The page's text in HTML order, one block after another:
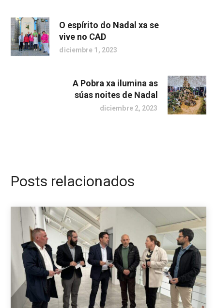
O espírito do Nadal xa se
vive no CAD
diciembre 1, 2023
A Pobra xa ilumina as
súas noites de Nadal
diciembre 2, 2023
Posts relacionados